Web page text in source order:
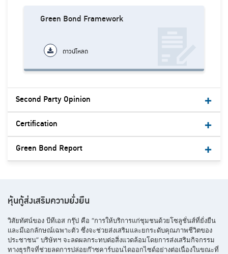
Green Bond Framework
ดาวน์โหลด
Second Party Opinion
Certification
Green Bond Report
หุ้นกู้ส่งเสริมความยั่งยืน
วิสัยทัศน์ของ บีทีเอส กรุ๊ป คือ “การให้บริการแก่ชุมชนด้วยโซลูชั่นส์ที่ยั่งยืน
และมีเอกลักษณ์เฉพาะตัว ซึ่งจะช่วยส่งเสริมและยกระดับคุณภาพชีวิตของ
ประชาชน” บริษัทฯ จะลดผลกระทบต่อสิ่งแวดล้อมโดยการส่งเสริมกิจกรรม
ทางธุรกิจที่ช่วยลดการปล่อยก๊าซคาร์บอนไดออกไซด์อย่างต่อเนื่องในขณะที่